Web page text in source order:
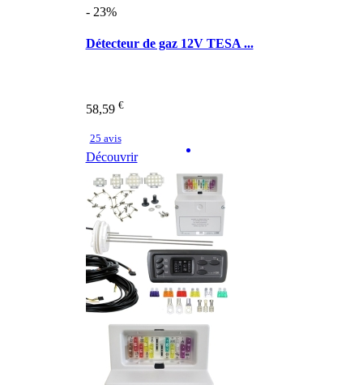
- 23%
Détecteur de gaz 12V TESA ...
58,59 €
25 avis
Découvrir